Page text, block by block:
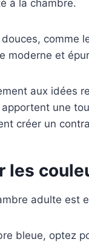
à la chambre.
comme
moderne et
aux idées
une
créer un
les
adulte
bleue, optez